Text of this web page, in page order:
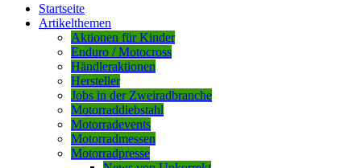
Startseite
Artikelthemen
Aktionen für Kinder
Enduro / Motocross
Händleraktionen
Hersteller
Jobs in der Zweiradbranche
Motorraddiebstahl
Motorradevents
Motorradmessen
Motorradpresse